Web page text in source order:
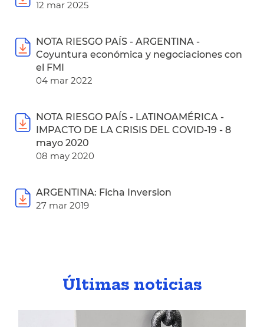
12 mar 2025
NOTA RIESGO PAÍS - ARGENTINA -
Coyuntura económica y negociaciones con
el FMI
04 mar 2022
NOTA RIESGO PAÍS - LATINOAMÉRICA -
IMPACTO DE LA CRISIS DEL COVID-19 - 8
mayo 2020
08 may 2020
ARGENTINA: Ficha Inversion
27 mar 2019
Últimas noticias